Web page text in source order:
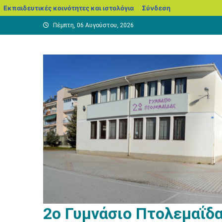
Εκπαιδευτικές κοινότητες και ιστολόγια blogs.sch.gr
Σύνδεση
Μεταπηδήστε
στο
Πέμπτη, 06 Αυγούστου, 2026
2ο Γυμνάσιο